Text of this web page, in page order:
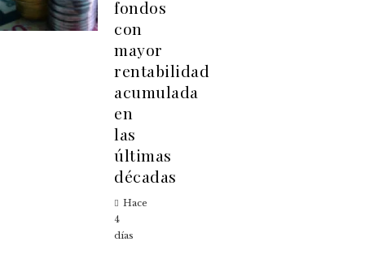
fondos
con
mayor
rentabilidad
acumulada
en
las
últimas
décadas
Hace
4
días